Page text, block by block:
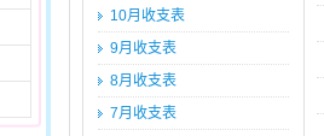
10月收支表
9月收支表
8月收支表
7月收支表